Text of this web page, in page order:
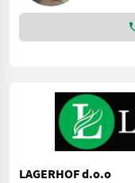
LAGERHOF d.o.o